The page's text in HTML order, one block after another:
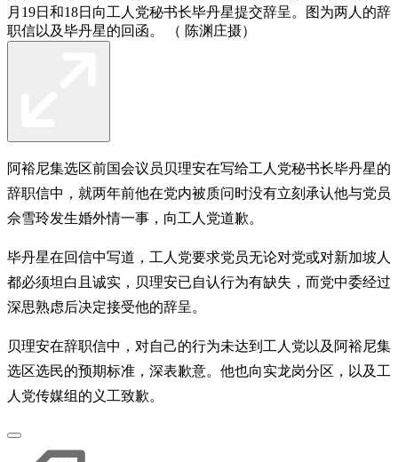
月19日和18日向工人党秘书长毕丹星提交辞呈。图为两人的辞
职信以及毕丹星的回函。 （ 陈渊庄摄）
阿裕尼集选区前国会议员贝理安在写给工人党秘书长毕丹星的
辞职信中，就两年前他在党内被质问时没有立刻承认他与党员
佘雪玲发生婚外情一事，向工人党道歉。
毕丹星在回信中写道，工人党要求党员无论对党或对新加坡人
都必须坦白且诚实，贝理安已自认行为有缺失，而党中委经过
深思熟虑后决定接受他的辞呈。
贝理安在辞职信中，对自己的行为未达到工人党以及阿裕尼集
选区选民的预期标准，深表歉意。他也向实龙岗分区，以及工
人党传媒组的义工致歉。